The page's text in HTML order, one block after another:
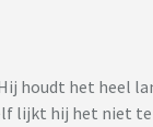
houdt het heel
lijkt hij het niet